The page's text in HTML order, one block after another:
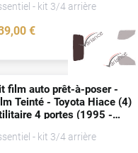
- kit 3/4 arrière
,00 €
film auto prêt-à-poser -
Teinté - Toyota Hiace (4)
4portes (1995 -
- kit 3/4 arrière